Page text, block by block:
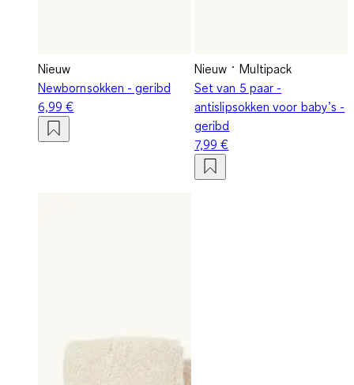
Nieuw
Newbornsokken - geribd
6,99 €
Nieuw
Multipack
Set van 5 paar -
antislipsokken voor baby’s -
geribd
7,99 €